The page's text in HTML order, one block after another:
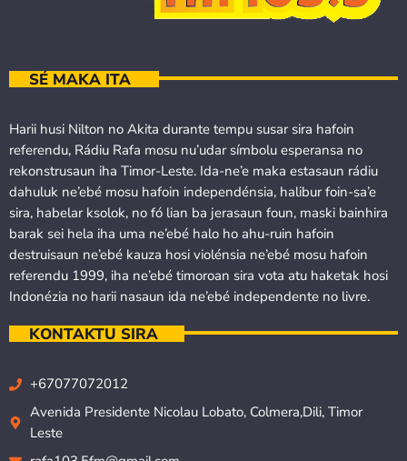
SÉ MAKA ITA
Harii husi Nilton no Akita durante tempu susar sira hafoin
referendu, Rádiu Rafa mosu nu’udar símbolu esperansa no
rekonstrusaun iha Timor-Leste. Ida-ne’e maka estasaun rádiu
dahuluk ne’ebé mosu hafoin independénsia, halibur foin-sa’e
sira, habelar ksolok, no fó lian ba jerasaun foun, maski bainhira
barak sei hela iha uma ne’ebé halo ho ahu-ruin hafoin
destruisaun ne’ebé kauza hosi violénsia ne’ebé mosu hafoin
referendu 1999, iha ne’ebé timoroan sira vota atu haketak hosi
Indonézia no harii nasaun ida ne’ebé independente no livre.
KONTAKTU SIRA
+67077072012
Avenida Presidente Nicolau Lobato, Colmera,Dili, Timor
Leste